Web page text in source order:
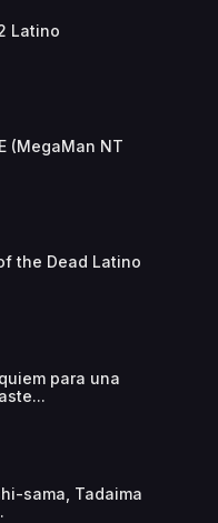
Latino
(MegaMan NT
the Dead Latino
para una
sama, Tadaima